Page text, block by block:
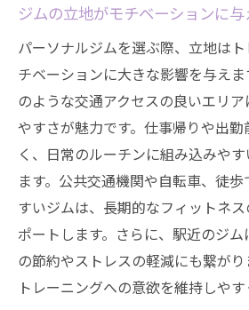
ジムの立地がモチベーションに
パーソナルジムを選ぶ際、立地は
チベーションに大きな影響を与え
のような交通アクセスの良いエリ
やすさが魅力です。仕事帰りや出
く、日常のルーチンに組み込みや
ます。公共交通機関や自転車、徒
すいジムは、長期的なフィットネ
ポートします。さらに、駅近のジ
の節約やストレスの軽減にも繋がり
トレーニングへの意欲を維持しやす